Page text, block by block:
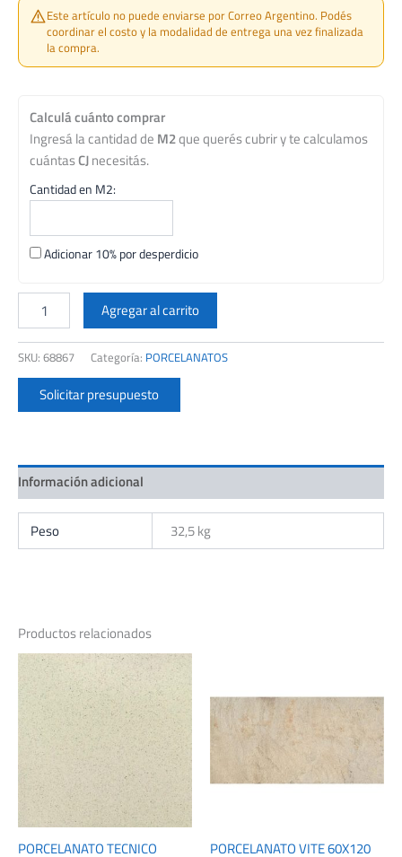
Este artículo no puede enviarse por Correo Argentino. Podés
coordinar el costo y la modalidad de entrega una vez finalizada
la compra.
Calculá cuánto comprar
Ingresá la cantidad de M2que querés cubrir y te calculamos
cuántasCJnecesitás.
Cantidad en M2:
Adicionar 10% por desperdicio
PORCELANTO
64X64
GRANITO
GREY
TAAD
CJ.2,87
ANTIDESLIZANTE)
cantidad
Agregar al carrito
SKU: 68867 Categoría: PORCELANATOS
Solicitar presupuesto
Información adicional
Peso 32,5 kg
Productos relacionados
PORCELANATO TECNICO PORCELANATO VITE 60X120